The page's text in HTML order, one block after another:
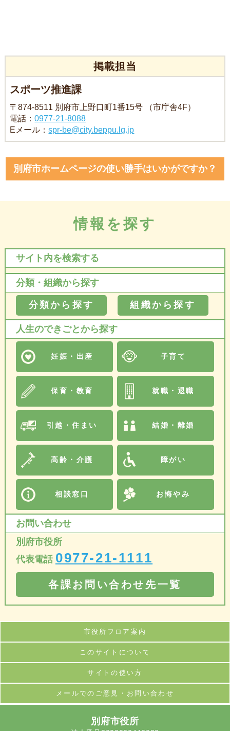
掲載担当
スポーツ推進課
〒874-8511 別府市上野口町1番15号 （市庁舎4F）
電話：0977-21-8088
Eメール：spr-be@city.beppu.lg.jp
別府市ホームページの使い勝手はいかがですか？
情報を探す
サイト内を検索する
分類・組織から探す
分類から探す 組織から探す
人生のできごとから探す
妊娠・出産 子育て
保育・教育 就職・退職
引越・住まい 結婚・離婚
高齢・介護 障がい
相談窓口 お悔やみ
お問い合わせ
別府市役所
代表電話 0977-21-1111
各課お問い合わせ先一覧
市役所フロア案内
このサイトについて
サイトの使い方
メールでのご意見・お問い合わせ
別府市役所